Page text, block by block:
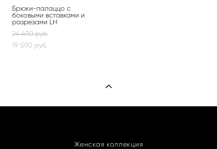
Брюки-палаццо с
боковыми вставками и
разрезами LH
24 490 pуб.
19 590 pуб.
Женская коллекция